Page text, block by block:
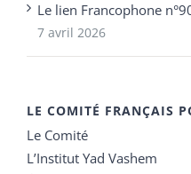
Le lien Francophone
7 avril 2026
LE COMITÉ FRANÇAIS
Le Comité
L’Institut Yad Vashem